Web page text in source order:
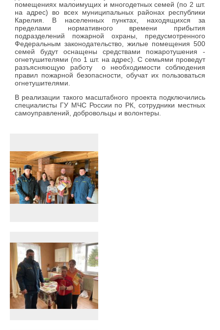
помещениях малоимущих и многодетных семей (по 2 шт.
на адрес) во всех муниципальных районах республики
Карелия. В населенных пунктах, находящихся за
пределами нормативного времени прибытия
подразделений пожарной охраны, предусмотренного
Федеральным законодательство, жилые помещения 500
семей будут оснащены средствами пожаротушения -
огнетушителями (по 1 шт. на адрес). С семьями проведут
разъясняющую работу о необходимости соблюдения
правил пожарной безопасности, обучат их пользоваться
огнетушителями.
В реализации такого масштабного проекта подключились
специалисты ГУ МЧС России по РК, сотрудники местных
самоуправлений, добровольцы и волонтеры.